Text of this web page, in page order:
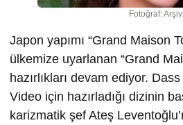
Fotoğraf: Arşiv
Japon yapımı “Grand Maison
ülkemize uyarlanan “Grand
hazırlıkları devam ediyor. Dass
Video için hazırladığı dizinin
karizmatik şef Ateş